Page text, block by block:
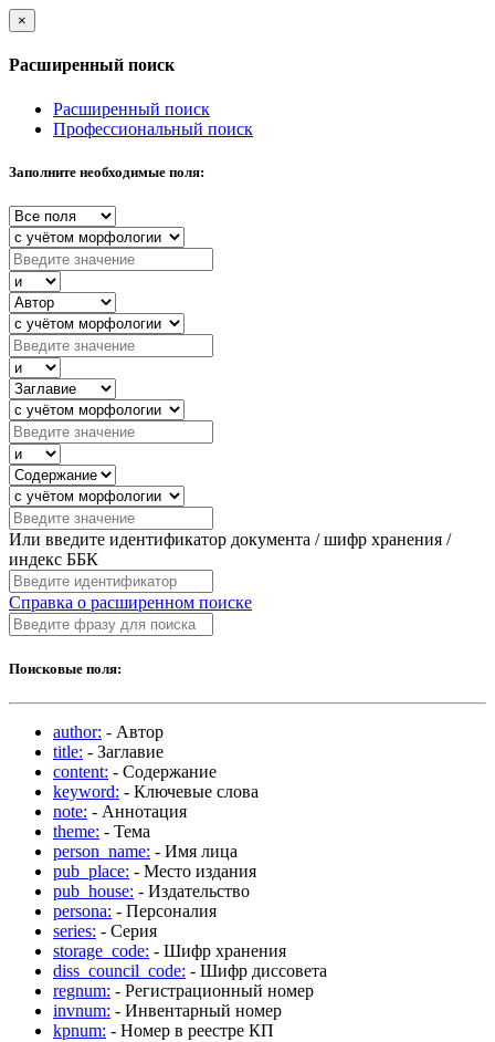
×
Расширенный поиск
Расширенный поиск
Профессиональный поиск
Заполните необходимые поля:
Или введите идентификатор документа / шифр хранения /
индекс ББК
Справка о расширенном поиске
Поисковые поля:
author: - Автор
title: - Заглавие
content: - Содержание
keyword: - Ключевые слова
note: - Аннотация
theme: - Тема
person_name: - Имя лица
pub_place: - Место издания
pub_house: - Издательство
persona: - Персоналия
series: - Серия
storage_code: - Шифр хранения
diss_council_code: - Шифр диссовета
regnum: - Регистрационный номер
invnum: - Инвентарный номер
kpnum: - Номер в реестре КП